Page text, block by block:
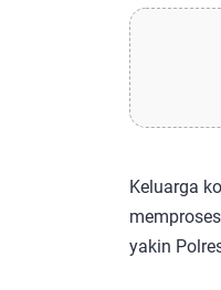
Keluarga
yakin